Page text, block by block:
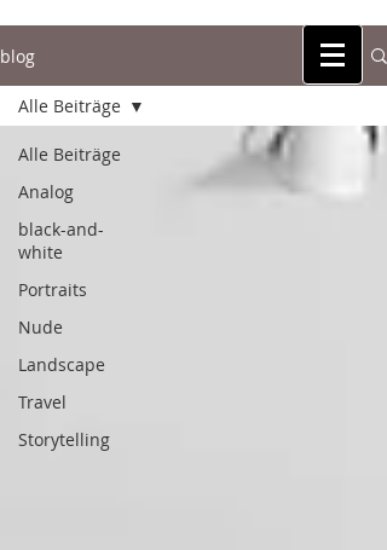
blog
Alle Beiträge
Analog
black-and-
white
Portraits
Nude
Landscape
Travel
Storytelling
Alle Beiträge